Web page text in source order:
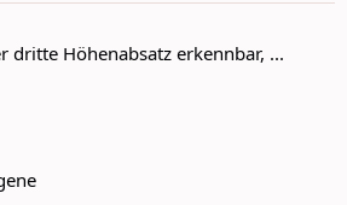
dritte Höhenabsatz erkennbar, ...